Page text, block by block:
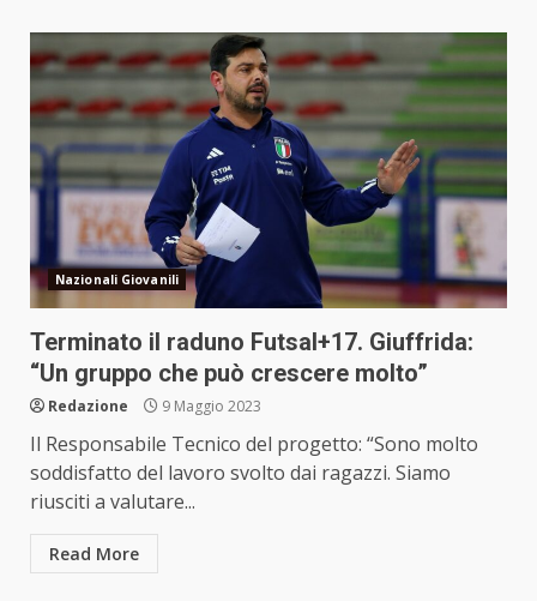
Nazionali Giovanili
Terminato il raduno Futsal+17. Giuffrida:
“Un gruppo che può crescere molto”
Redazione 9 Maggio 2023
Il Responsabile Tecnico del progetto: “Sono molto
soddisfatto del lavoro svolto dai ragazzi. Siamo
riusciti a valutare...
Read More